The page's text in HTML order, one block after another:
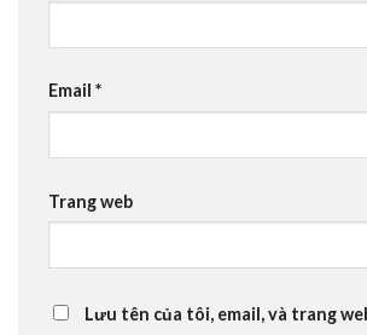
Email *
Trang web
Lưu tên của tôi, email, và trang